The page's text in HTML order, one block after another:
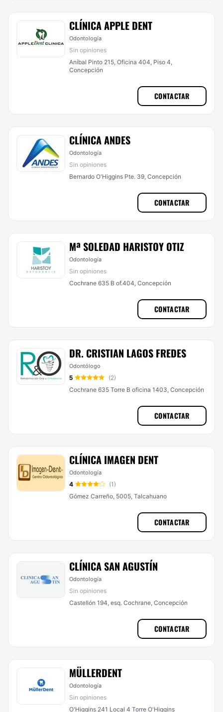
CLÍNICA APPLE DENT
Odontología
Sin opiniones
Aníbal Pinto 215, Oficina 404, Piso 4,
Concepción
CONTACTAR
CLÍNICA ANDES
Odontología
Sin opiniones
Bernardo O'Higgins Pte. 39, Concepción
CONTACTAR
Mª SOLEDAD HARISTOY OTIZ
Odontología
Sin opiniones
Cochrane 635 B of.404, Concepción
CONTACTAR
DR. CRISTIAN LAGOS FREDES
Odontólogo
5
(2)
Cochrane 635 Torre B oficina 1403, Concepción
CONTACTAR
CLÍNICA IMAGEN DENT
Odontología
4
(1)
Gómez Carreño, 5005, Talcahuano
CONTACTAR
CLÍNICA SAN AGUSTÍN
Odontología
Sin opiniones
Castellón 194, esq. Cochrane, Concepción
CONTACTAR
MÜLLERDENT
Odontología
Sin opiniones
O'Higgins 241 Local 4 Torre O'Higgins